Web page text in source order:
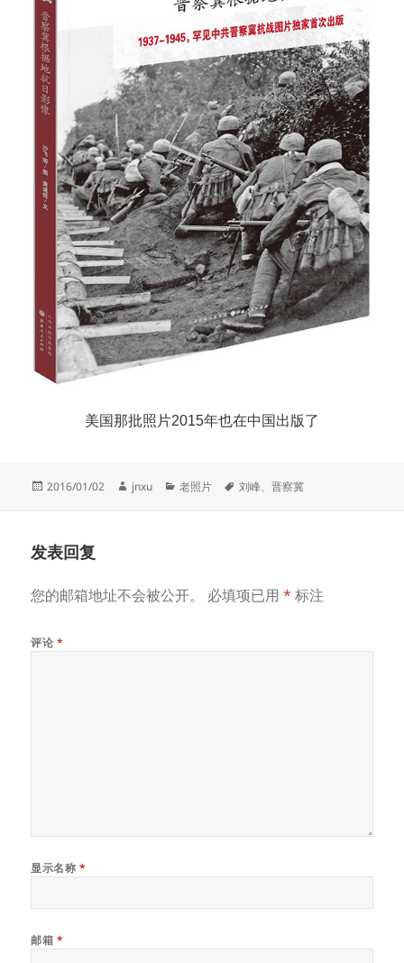
美国那批照片2015年也在中国出版了
发
2016/01/02
作
jnxu
分
老照片
标
刘峰、晋察冀
发表回复
您的邮箱地址不会被公开。 必填项已用* 标注
评论 *
显示名称 *
邮箱 *